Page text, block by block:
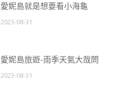
愛妮島就是想要看小海龜
2023-08-31
愛妮島旅遊-雨季天氣大哉問
2023-08-31